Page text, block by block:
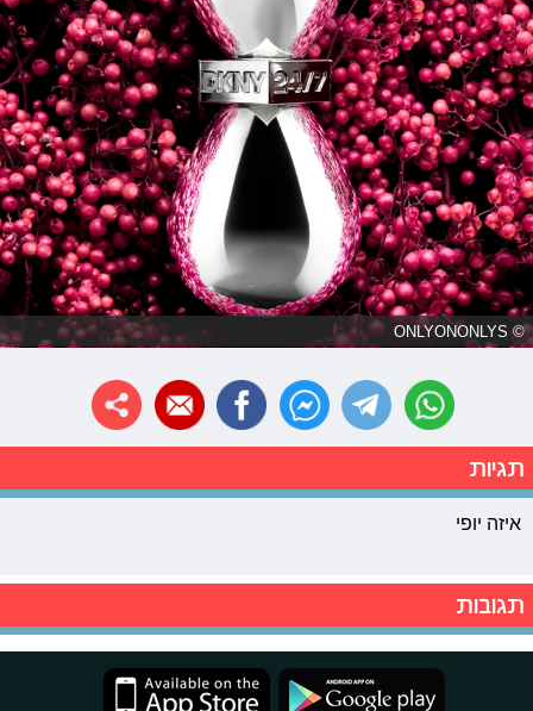
© ONLYONONLYS
תגיות
איזה יופי
תגובות